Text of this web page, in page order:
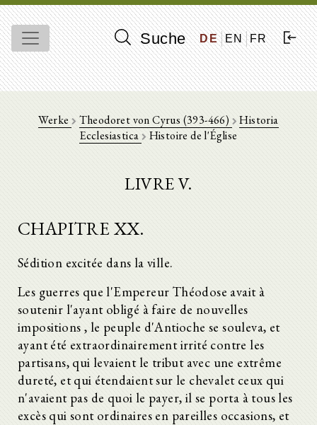
Suche DE EN FR
Werke Theodoret von Cyrus (393-466)
Historia
Ecclesiastica
Histoire de l'Église
LIVRE V.
CHAPITRE XX.
Sédition excitée dans la ville.
Les guerres que l'Empereur Théodose avait à
soutenir l'ayant obligé à faire de nouvelles
impositions , le peuple d'Antioche se souleva, et
ayant été extraordinairement irrité contre les
partisans, qui levaient le tribut avec une extrême
dureté, et qui étendaient sur le chevalet ceux qui
n'avaient pas de quoi le payer, il se porta à tous les
excès qui sont ordinaires en pareilles occasions, et